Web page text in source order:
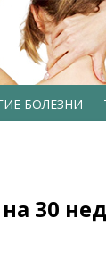
БОЛЕЗНИ
30